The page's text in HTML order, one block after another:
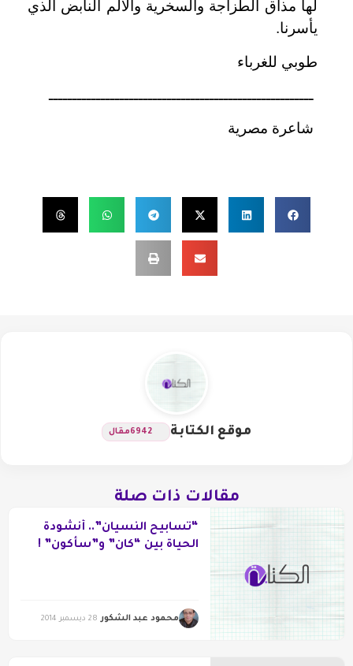
لها مذاق الطزاجة والسخرية والألم النابض الذي
يأسرنا.
طوبي للغرباء
ــــــــــــــــــــــــــــــــــــــــــــــــــــــــ
شاعرة مصرية
موقع الكتابة 6942مقال
مقالات ذات صلة
“تسابيح النسيان”.. أنشودة
الحياة بين “كان” و”سأكون” !
محمود عبد الشكور 28 ديسمبر 2014